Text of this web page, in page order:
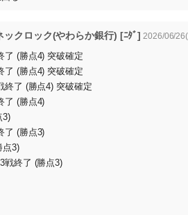
ックロック(やわらか銀行) [ﾆﾀﾞ] 2026/06/
了 (勝点4) 突破確定
了 (勝点4) 突破確定
終了 (勝点4) 突破確定
了 (勝点4)
3)
了 (勝点3)
点3)
戦終了 (勝点3)